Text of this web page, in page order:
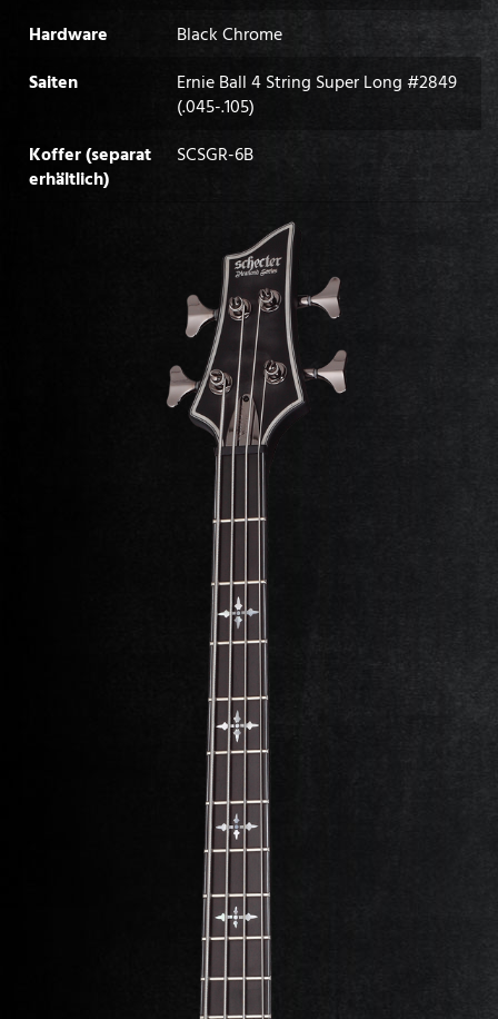
Hardware
Black Chrome
Saiten
Ernie Ball 4 String Super Long #2849
(.045-.105)
Koffer (separat
erhältlich)
SCSGR-6B